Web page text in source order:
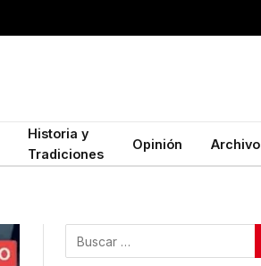
Historia y
Tradiciones
Opinión Archivo